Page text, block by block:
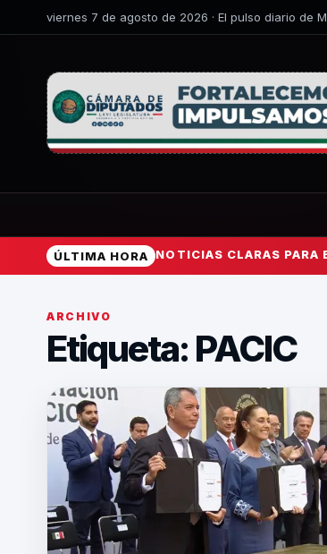
viernes 7 de agosto de 2026 · El pulso diario de
ÚLTIMA HORA NOTICIAS CLARAS PARA
ARCHIVO
Etiqueta: PACIC